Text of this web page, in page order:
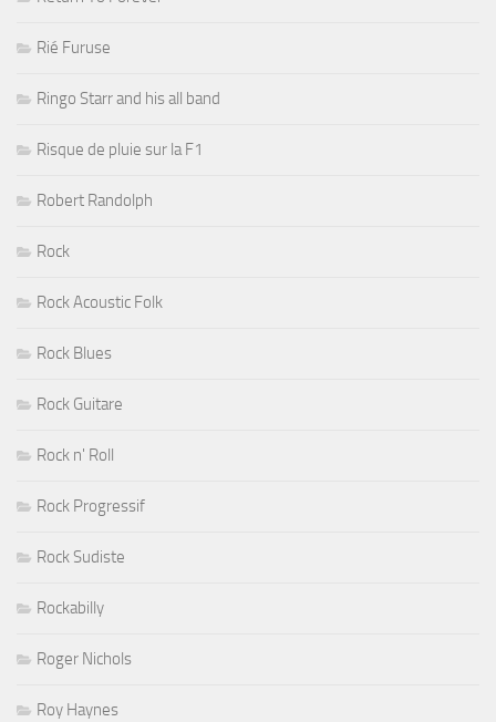
Rié Furuse
Ringo Starr and his all band
Risque de pluie sur la F1
Robert Randolph
Rock
Rock Acoustic Folk
Rock Blues
Rock Guitare
Rock n' Roll
Rock Progressif
Rock Sudiste
Rockabilly
Roger Nichols
Roy Haynes